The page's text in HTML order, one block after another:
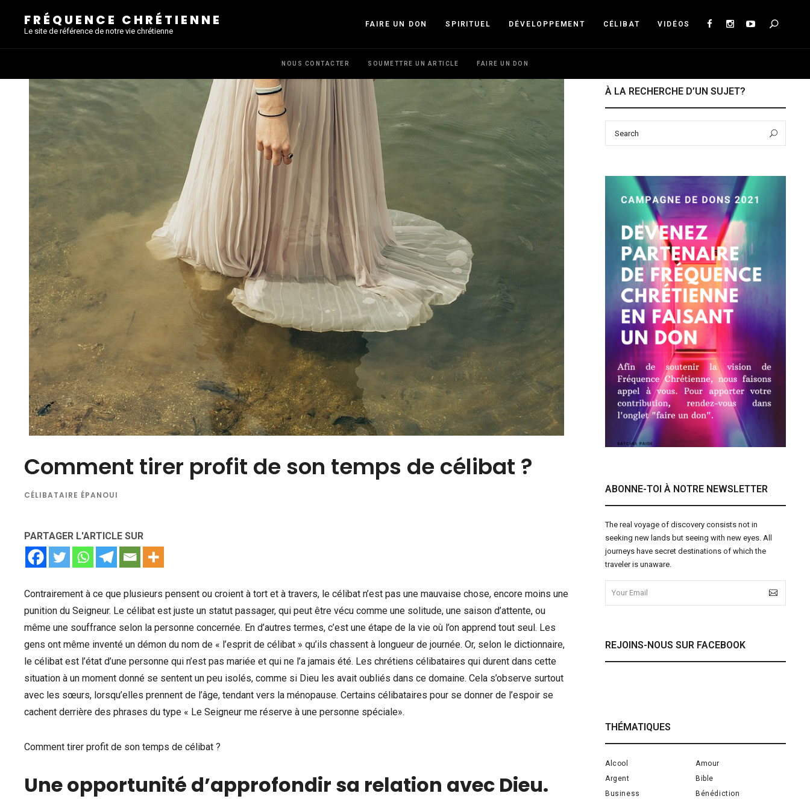
FRÉQUENCE CHRÉTIENNE
Le site de référence de notre vie chrétienne
FAIRE UN DON SPIRITUEL DÉVELOPPEMENT CÉLIBAT VIDÉOS
NOUS CONTACTER SOUMETTRE UN ARTICLE FAIRE UN DON
Comment tirer profit de son temps de célibat ?
CÉLIBATAIRE ÉPANOUI
PARTAGER L'ARTICLE SUR
Contrairement à ce que plusieurs pensent ou croient à tort et à travers, le célibat n’est pas une mauvaise chose, encore moins une
punition du Seigneur. Le célibat est juste un statut passager, qui peut être vécu comme une solitude, une saison d’attente, ou
même une souffrance selon la personne concernée. En d’autres termes, c’est une étape de la vie où l’on apprend tout seul. Les
gens ont même inventé un démon du nom de « l’esprit de célibat » qu’ils chassent à longueur de journée. Or, selon le dictionnaire,
le célibat est l’état d’une personne qui n’est pas mariée et qui ne l’a jamais été. Les chrétiens célibataires qui durent dans cette
situation à un moment donné se sentent un peu isolés, comme si Dieu les avait oubliés dans ce domaine. Cela s’observe surtout
avec les sœurs, lorsqu’elles prennent de l’âge, tendant vers la ménopause. Certains célibataires pour se donner de l’espoir se
cachent derrière des phrases du type « Le Seigneur me réserve à une personne spéciale».
Comment tirer profit de son temps de célibat ?
Une opportunité d’approfondir sa relation avec Dieu.
À LA RECHERCHE D’UN SUJET?
ABONNE-TOI À NOTRE NEWSLETTER
The real voyage of discovery consists not in
seeking new lands but seeing with new eyes. All
journeys have secret destinations of which the
traveler is unaware.
REJOINS-NOUS SUR FACEBOOK
THÉMATIQUES
Alcool
Amour
Argent
Bible
Business
Bénédiction